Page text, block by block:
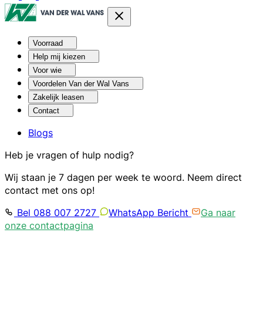
Voorraad
Help mij kiezen
Voor wie
Voordelen Van der Wal Vans
Zakelijk leasen
Contact
Blogs
Heb je vragen of hulp nodig?
Wij staan je 7 dagen per week te woord. Neem direct
contact met ons op!
Bel 088 007 2727
WhatsApp Bericht
Ga naar
onze contactpagina